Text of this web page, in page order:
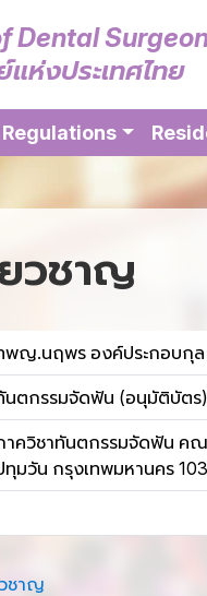
Dental
ห่งประเทศไทย
Regulations
วชาญ
พญ.นฤพร องค์ประกอบกุล
นตกรรมจัดฟัน (อนุมัติบัตร)
าควิชาทันตกรรมจัดฟัน ค
ทุมวัน กรุงเทพมหานคร
ชาญ